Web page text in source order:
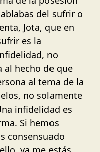
del sufrir o
Jota, que en
es la
no
al hecho de que
al tema de la
no solamente
infidelidad es
Si hemos
consensuado